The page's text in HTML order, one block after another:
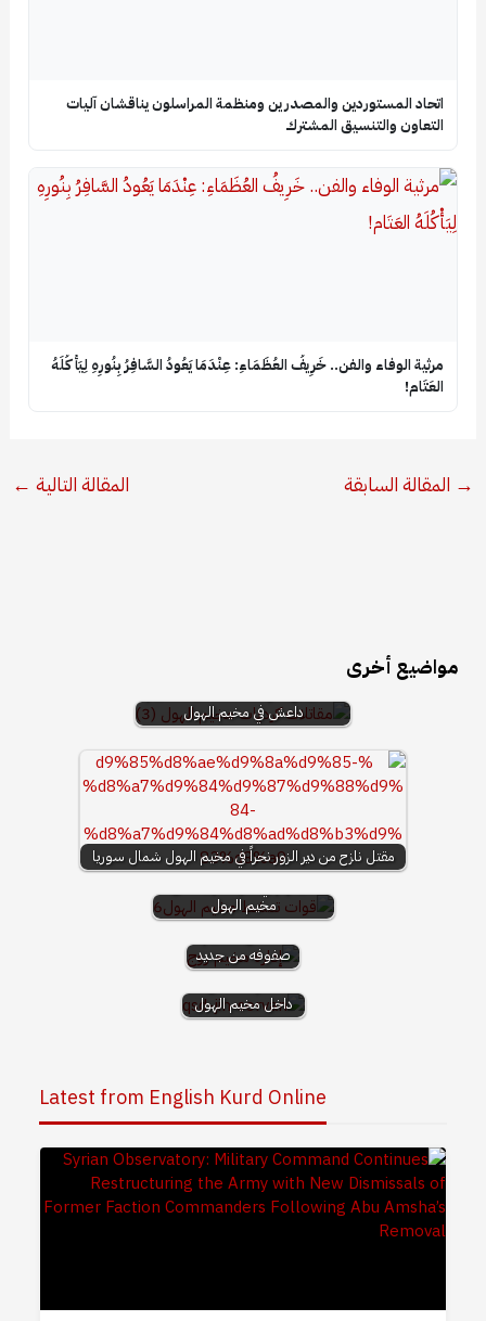
اتحاد المستوردين والمصدرين ومنظمة المراسلون يناقشان آليات
التعاون والتنسيق المشترك
​مرثية الوفاء والفن.. خَرِيفُ العُظَمَاءِ: عِنْدَمَا يَعُودُ السَّافِرُ بِنُورِهِ لِيَأْكُلَهُ
العَتَام!
→ المقالة السابقة المقالة التالية ←
مواضيع أخرى
داعش في مخيم الهول
مقتل نازح من دير الزور نحراً في مخيم الهول شمال سوريا
فقدان 8 مقاتلين من "قسد"
مخيم الهول
إدارة مخيم روج:
الهجمات التركية
تفتح المجال
صفوفه من جديد
في اليوم الخامس من
العمليات قوّات
عمليَّة “الأمن الدّائم”
تعلن القبض على 7
داخل مخيم الهول
Latest from English Kurd Online